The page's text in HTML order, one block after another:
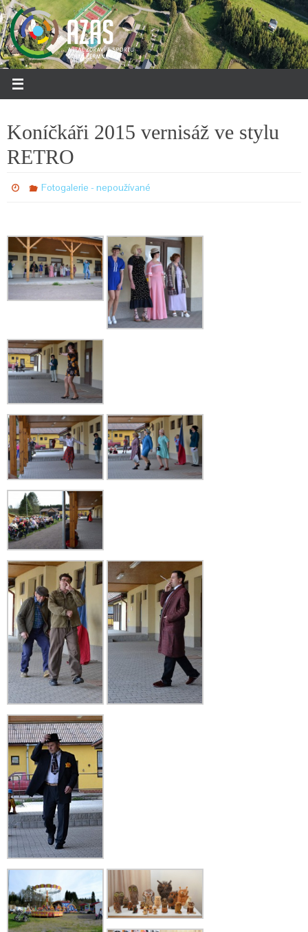
Přeskočit
na
obsah
Koníčkáři 2015 vernisáž ve stylu
RETRO
Fotogalerie - nepoužívané